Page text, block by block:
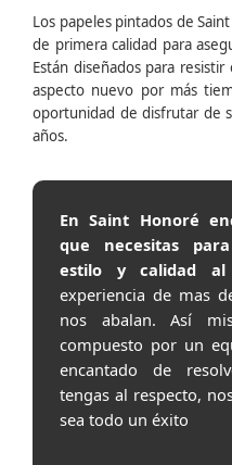
Los papeles pintados de
de primera calidad para
Están diseñados para
aspecto nuevo por más
oportunidad de disfrutar de
años.
En Saint Honoré
que necesitas
estilo y calidad al
experiencia de mas
nos abalan. Así
compuesto por un
encantado de
tengas al respecto,
sea todo un éxito